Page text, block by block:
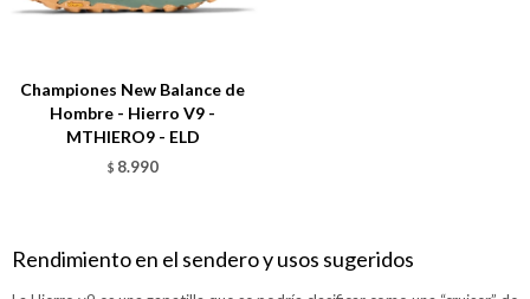
Championes New Balance de
Hombre - Hierro V9 -
MTHIERO9 - ELD
$ 8.990
Rendimiento en el sendero y usos sugeridos